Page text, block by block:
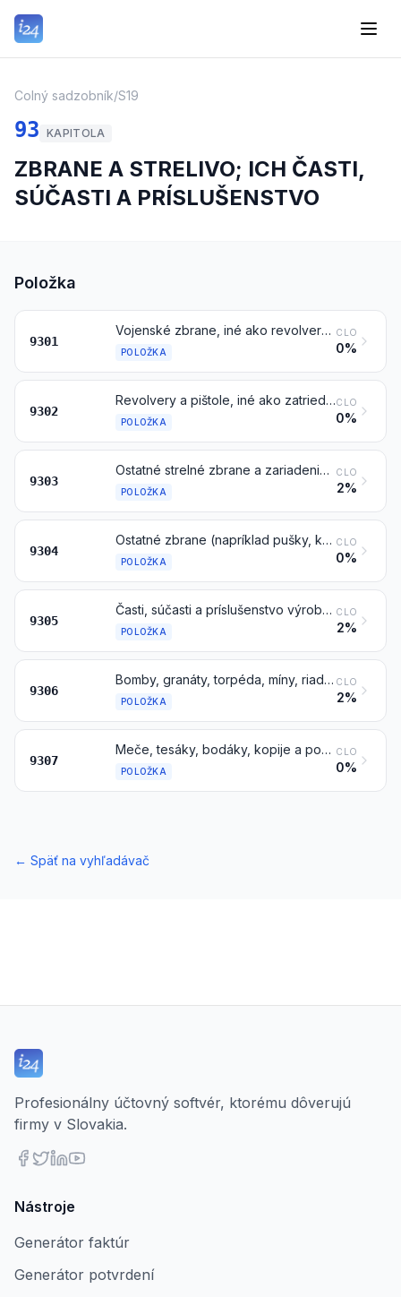
Colný sadzobník/S19
93 KAPITOLA
ZBRANE A STRELIVO; ICH ČASTI,
SÚČASTI A PRÍSLUŠENSTVO
Položka
9301
Vojenské zbrane, iné ako revolvery, pištole a zbrane položky 9307
POLOŽKA
CLO
0%
9302
Revolvery a pištole, iné ako zatriedené do položky 9303 alebo 9304
POLOŽKA
CLO
0%
9303
Ostatné strelné zbrane a zariadenia fungujúce na princípe výbuchu strelného prachu (napríklad športové brokovnice a guľovnice, strelné zbrane, ktoré možno nabíjať len ústím hlavne, pištole vystreľujúce rakety a ostatné zariadenia určené len na vypúšťanie signálnych rakiet, pištole a revolvery na streľbu slepými nábojmi, jatočné pištole, delá na vrhanie lán)
POLOŽKA
CLO
2%
9304
Ostatné zbrane (napríklad pušky, karabíny a pištole, na pružinu, na stlačený vzduch alebo plyn, obušky), okrem zbraní položky 9307
POLOŽKA
CLO
0%
9305
Časti, súčasti a príslušenstvo výrobkov položiek 9301 až 9304
POLOŽKA
CLO
2%
9306
Bomby, granáty, torpéda, míny, riadené strely a podobná vojenská výzbroj a jej časti; náboje a ostatné strelivo a ich časti a súčasti vrátane brokov a nábojových krytiek (zátok)
POLOŽKA
CLO
2%
9307
Meče, tesáky, bodáky, kopije a podobné sečné a bodné zbrane, ich časti, súčasti a ich pošvy
POLOŽKA
CLO
0%
← Späť na vyhľadávač
Profesionálny účtovný softvér, ktorému dôverujú
firmy v Slovakia.
Nástroje
Generátor faktúr
Generátor potvrdení